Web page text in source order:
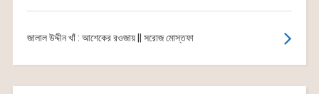
জালাল উদ্দীন খাঁ : আশেকের রওজায় || সরোজ মোস্তফা